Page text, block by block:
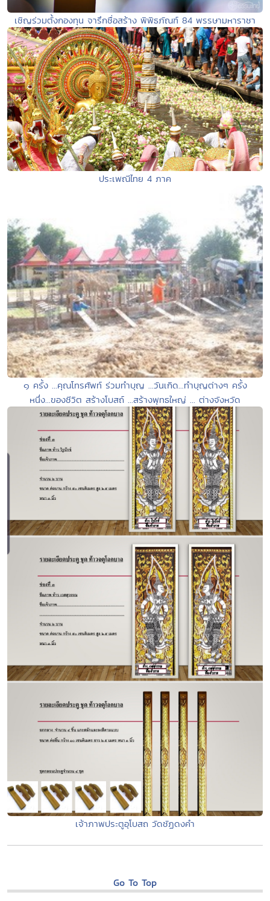
เชิญร่วมตั้งกองทุน จารึกชื่อสร้าง พิพิธภัณฑ์ 84 พรรษามหาราชา
ประเพณีไทย 4 ภาค
๑ ครั้ง ...คุณโทรศัพท์ ร่วมทำบุญ ...วันเกิด...ทำบุญต่างๆ ครั้ง
หนึ่ง...ของชีวิต สร้างโบสถ์ ...สร้างพุทธใหญ่ ... ต่างจังหวัด
เจ้าภาพประตูอุโบสถ วัดชัฏดงคำ
Go To Top